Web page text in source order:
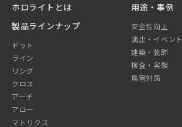
ホロライトとは
製品ラインナップ
ドット
ライン
リング
クロス
アーチ
アロー
マトリクス
用途・事例
安全性向上
演出・イベント
建築・装飾
検査・実験
鳥害対策